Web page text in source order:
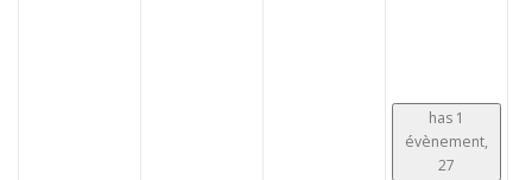
has 1
évènement,
27